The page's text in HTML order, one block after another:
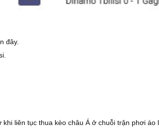
đây.
liên tục thua kèo châu Á ở chuỗi trận phơi